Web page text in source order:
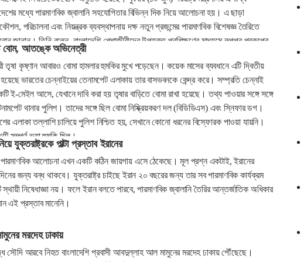
মধ্যে পারমাণবিক জ্বালানি সহযোগিতার বিভিন্ন দিক নিয়ে আলোচনা হয়। এ ছাড়া
প্রকৌশল, পরিচালনা এবং নিয়ন্ত্রক ব্যবস্থাপনায় দক্ষ নতুন প্রজন্মের পারমাণবিক বিশেষজ্ঞ তৈরিতে
জানান। তিনি বলেন, বাংলাদেশি পেশাজীবীদের উপযুক্ত প্রশিক্ষণের মাধ্যমে রূপপুর প্রকল্পের
নিশ্চিত করার পাশাপাশি ভবিষ্যতে বিশ্বের অন্যান্য পারমাণবিক প্রকল্পেও কাজ করার সুযোগ
বোম, আতঙ্কে অভিনেত্রী
তৃষা কৃষ্ণান আবারও বোমা হামলার হুমকির মুখে পড়েছেন। কয়েক মাসের ব্যবধানে এটি দ্বিতীয়
ভারতের চেন্নাইয়ের তেনামপেট এলাকায় তার বাসভবনকে কেন্দ্র করে। সম্প্রতি চেন্নাই
ই-মেইল আসে, যেখানে দাবি করা হয় তৃষার বাড়িতে বোমা রাখা হয়েছে। তথ্য পাওয়ার সঙ্গে সঙ্গে
থানার পুলিশ। তাদের সঙ্গে ছিল বোমা নিষ্ক্রিয়করণ দল (বিডিডিএস) এবং স্নিফার ডগ।
এলাকা তল্লাশি চালিয়ে পুলিশ নিশ্চিত হয়, সেখানে কোনো ধরনের বিস্ফোরক পাওয়া যায়নি।
সম্পূর্ণ ভুয়া হুমকি ছিল।
যুক্তরাষ্ট্রকে পাল্টা প্রস্তাব ইরানের
পারমাণবিক আলোচনা এখন একটি কঠিন জায়গায় এসে ঠেকেছে। মূল প্রশ্ন একটাই, ইরানের
জন্য বন্ধ থাকবে। যুক্তরাষ্ট্র চাইছে ইরান ২০ বছরের জন্য তার সব পারমাণবিক কার্যক্রম
নিষেধাজ্ঞা নয়। ফলে ইরান বলতে পারবে, পারমাণবিক জ্বালানি তৈরির আন্তর্জাতিক অধিকার
এই প্রস্তাব মানেনি।
মরদেহ ঢাকায়
সৌদি আরবে নিহত বাংলাদেশি প্রবাসী আবদুল্লাহ আল মামুনের মরদেহ ঢাকায় পৌঁছেছে।